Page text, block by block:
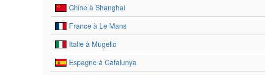
Chine à Shanghai
France à Le Mans
Italie à Mugello
Espagne à Catalunya